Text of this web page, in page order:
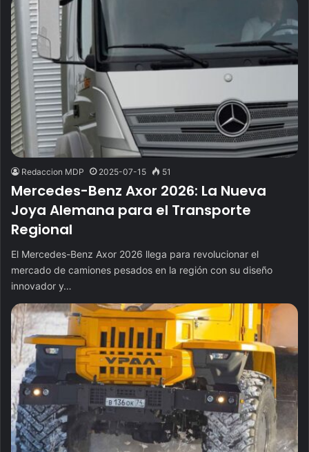
Redaccion MDP 2025-07-15 51
Mercedes-Benz Axor 2026: La Nueva
Joya Alemana para el Transporte
Regional
El Mercedes-Benz Axor 2026 llega para revolucionar el
mercado de camiones pesados en la región con su diseño
innovador y…